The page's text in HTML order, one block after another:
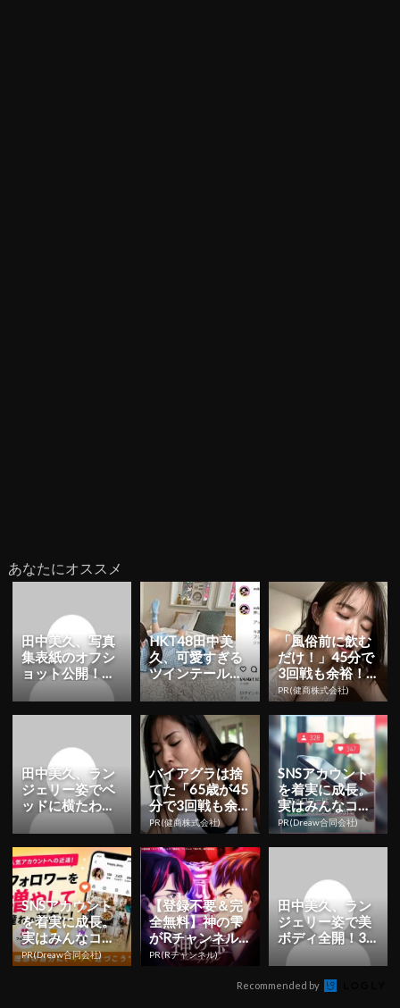
あなたにオススメ
田中美久、写真
集表紙のオフシ
ョット公開！
「美しすぎてド
キドキ」「セク
HKT48田中美
久、可愛すぎる
ツインテール＆
シャツ姿のオフ
ショット公開！
「風俗前に飲む
だけ！」45分で
3回戦も余裕！1
日31円で朝まで
絶好調
PR(健商株式会社)
田中美久、ラン
ジェリー姿でベ
ッドに横たわる
ショット公開！
「スタイル良く
て素敵」「...
バイアグラは捨
てた「65歳が45
分で3回戦も余
裕」980円で朝
まで絶好調！
PR(健商株式会社)
SNSアカウント
を着実に成長。
実はみんなココ
使ってます。
PR(Dreaw合同会社)
SNSアカウント
を着実に成長。
実はみんなココ
使ってます。
PR(Dreaw合同会社)
【登録不要＆完
全無料】神の雫
がRチャンネル
で見放題
PR(Rチャンネル)
田中美久、ラン
ジェリー姿で美
ボディ全開！3rd
写真集のオフシ
ョット公開「3
月9日...
Recommended by